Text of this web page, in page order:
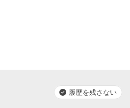
履歴を残さない